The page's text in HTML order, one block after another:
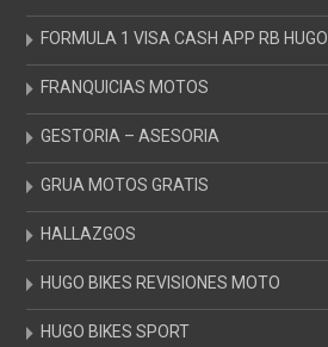
FORMULA 1 VISA CASH APP RB HUGO
FRANQUICIAS MOTOS
GESTORIA – ASESORIA
GRUA MOTOS GRATIS
HALLAZGOS
HUGO BIKES REVISIONES MOTO
HUGO BIKES SPORT